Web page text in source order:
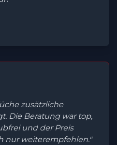
zusätzliche
Die Beratung war top,
und der Preis
nur weiterempfehlen."